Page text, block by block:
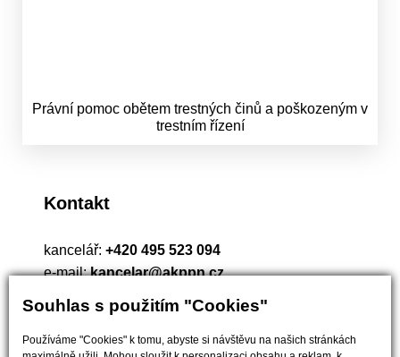
Souhlas s použitím "Cookies"
Používáme "Cookies" k tomu, abyste si návštěvu na našich stránkách
Právní pomoc obětem trestných činů a poškozeným v
trestním řízení
Kontakt
kancelář: +420 495 523 094
e-mail:kancelar@akppn.cz